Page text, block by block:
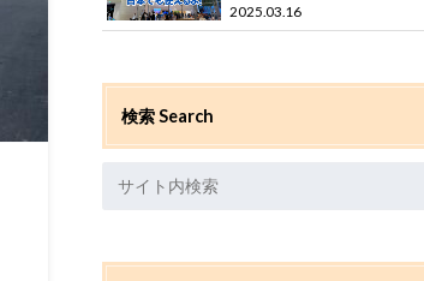
2025.03.16
検索 Search